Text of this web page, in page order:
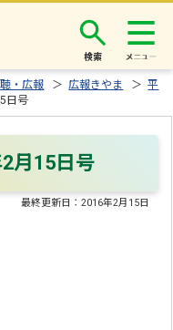
検索
・広報 ＞広報きやま ＞平
日号
月15日号
最終更新日：2016年2月15日